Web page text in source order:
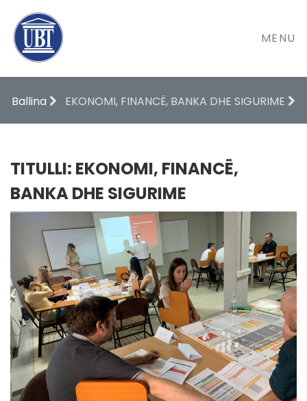
MENU
Ballina EKONOMI, FINANCË, BANKA DHE SIGURIME
TITULLI: EKONOMI, FINANCË,
BANKA DHE SIGURIME